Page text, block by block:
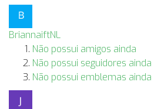
BriannaiftNL
Não possui amigos ainda
Não possui seguidores ainda
Não possui emblemas ainda